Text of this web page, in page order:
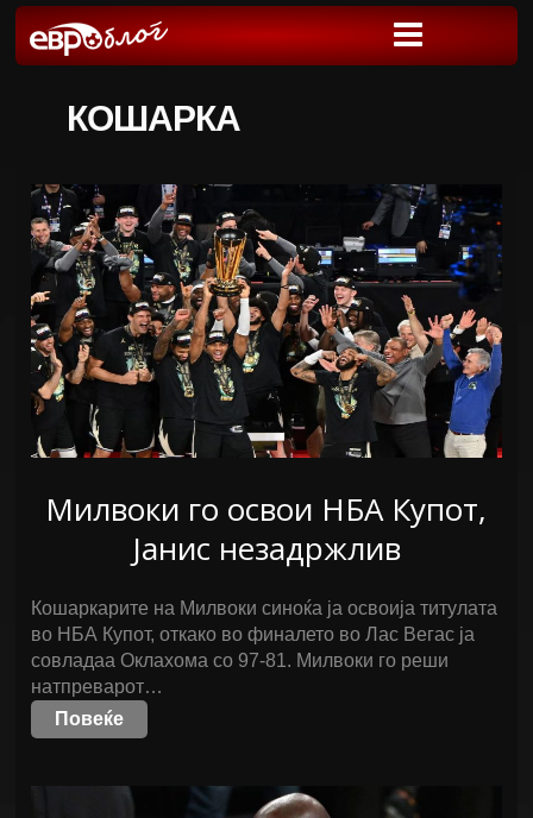
КОШАРКА
Милвоки го освои НБА Купот,
Јанис незадржлив
Кошаркарите на Милвоки синоќа ја освоија титулата
во НБА Купот, откако во финалето во Лас Вегас ја
совладаа Оклахома со 97-81. Милвоки го реши
натпреварот…
Повеќе